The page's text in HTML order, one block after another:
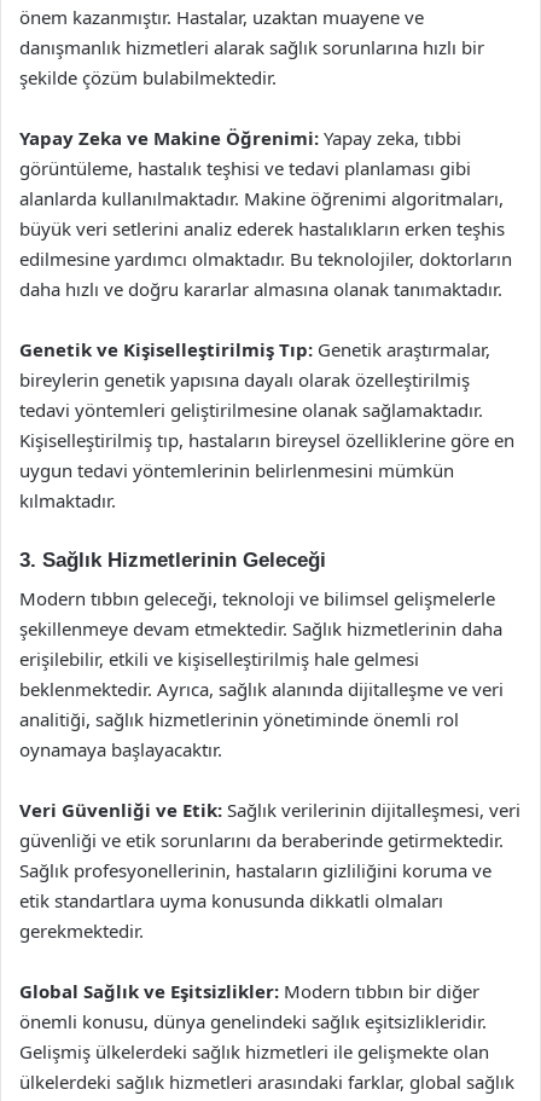
önem kazanmıştır. Hastalar, uzaktan muayene ve
danışmanlık hizmetleri alarak sağlık sorunlarına hızlı bir
şekilde çözüm bulabilmektedir.
Yapay Zeka ve Makine Öğrenimi: Yapay zeka, tıbbi
görüntüleme, hastalık teşhisi ve tedavi planlaması gibi
alanlarda kullanılmaktadır. Makine öğrenimi algoritmaları,
büyük veri setlerini analiz ederek hastalıkların erken teşhis
edilmesine yardımcı olmaktadır. Bu teknolojiler, doktorların
daha hızlı ve doğru kararlar almasına olanak tanımaktadır.
Genetik ve Kişiselleştirilmiş Tıp: Genetik araştırmalar,
bireylerin genetik yapısına dayalı olarak özelleştirilmiş
tedavi yöntemleri geliştirilmesine olanak sağlamaktadır.
Kişiselleştirilmiş tıp, hastaların bireysel özelliklerine göre en
uygun tedavi yöntemlerinin belirlenmesini mümkün
kılmaktadır.
3. Sağlık Hizmetlerinin Geleceği
Modern tıbbın geleceği, teknoloji ve bilimsel gelişmelerle
şekillenmeye devam etmektedir. Sağlık hizmetlerinin daha
erişilebilir, etkili ve kişiselleştirilmiş hale gelmesi
beklenmektedir. Ayrıca, sağlık alanında dijitalleşme ve veri
analitiği, sağlık hizmetlerinin yönetiminde önemli rol
oynamaya başlayacaktır.
Veri Güvenliği ve Etik: Sağlık verilerinin dijitalleşmesi, veri
güvenliği ve etik sorunlarını da beraberinde getirmektedir.
Sağlık profesyonellerinin, hastaların gizliliğini koruma ve
etik standartlara uyma konusunda dikkatli olmaları
gerekmektedir.
Global Sağlık ve Eşitsizlikler: Modern tıbbın bir diğer
önemli konusu, dünya genelindeki sağlık eşitsizlikleridir.
Gelişmiş ülkelerdeki sağlık hizmetleri ile gelişmekte olan
ülkelerdeki sağlık hizmetleri arasındaki farklar, global sağlık